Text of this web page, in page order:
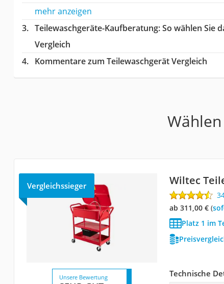
mehr anzeigen
Teilewaschgeräte-Kaufberatung: So wählen Sie
Vergleich
Kommentare zum Teilewaschgerät Vergleich
Vergleichssieger Wiltec
ab 311,00 €(
Platz 1 im
Unsere Bewertung Technische